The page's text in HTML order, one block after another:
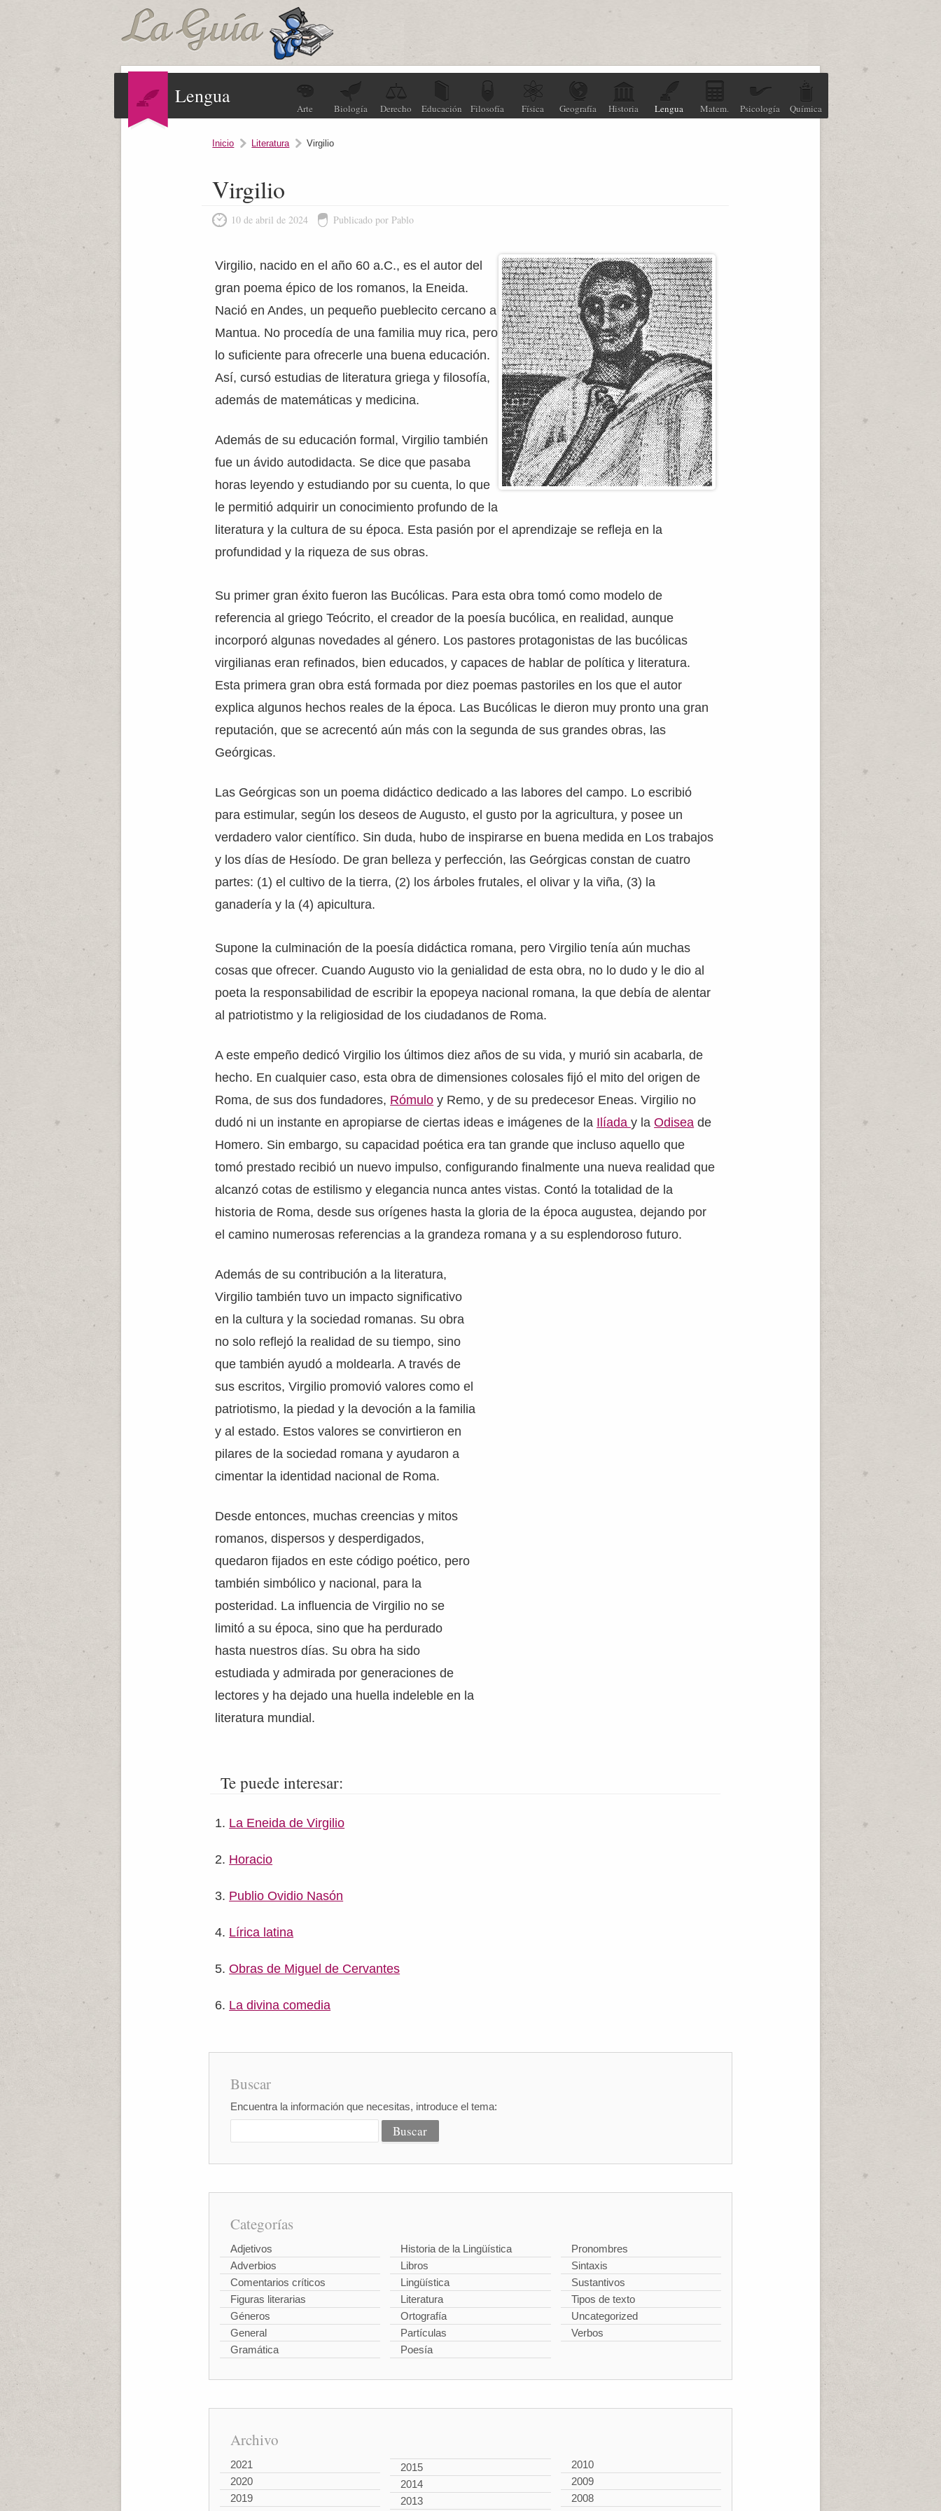
Lengua
Arte Biología Derecho Educación Filosofía Física Geografía Historia Lengua Matem. Psicología Química
Inicio Literatura Virgilio
Virgilio
10 de abril de 2024 Publicado por Pablo
Virgilio, nacido en el año 60 a.C., es el autor del
gran poema épico de los romanos, la Eneida.
Nació en Andes, un pequeño pueblecito cercano a
Mantua. No procedía de una familia muy rica, pero
lo suficiente para ofrecerle una buena educación.
Así, cursó estudias de literatura griega y filosofía,
además de matemáticas y medicina.
Además de su educación formal, Virgilio también
fue un ávido autodidacta. Se dice que pasaba
horas leyendo y estudiando por su cuenta, lo que
le permitió adquirir un conocimiento profundo de la
literatura y la cultura de su época. Esta pasión por el aprendizaje se refleja en la
profundidad y la riqueza de sus obras.
Su primer gran éxito fueron las Bucólicas. Para esta obra tomó como modelo de
referencia al griego Teócrito, el creador de la poesía bucólica, en realidad, aunque
incorporó algunas novedades al género. Los pastores protagonistas de las bucólicas
virgilianas eran refinados, bien educados, y capaces de hablar de política y literatura.
Esta primera gran obra está formada por diez poemas pastoriles en los que el autor
explica algunos hechos reales de la época. Las Bucólicas le dieron muy pronto una gran
reputación, que se acrecentó aún más con la segunda de sus grandes obras, las
Geórgicas.
Las Geórgicas son un poema didáctico dedicado a las labores del campo. Lo escribió
para estimular, según los deseos de Augusto, el gusto por la agricultura, y posee un
verdadero valor científico. Sin duda, hubo de inspirarse en buena medida en Los trabajos
y los días de Hesíodo. De gran belleza y perfección, las Geórgicas constan de cuatro
partes: (1) el cultivo de la tierra, (2) los árboles frutales, el olivar y la viña, (3) la
ganadería y la (4) apicultura.
Supone la culminación de la poesía didáctica romana, pero Virgilio tenía aún muchas
cosas que ofrecer. Cuando Augusto vio la genialidad de esta obra, no lo dudo y le dio al
poeta la responsabilidad de escribir la epopeya nacional romana, la que debía de alentar
al patriotistmo y la religiosidad de los ciudadanos de Roma.
A este empeño dedicó Virgilio los últimos diez años de su vida, y murió sin acabarla, de
hecho. En cualquier caso, esta obra de dimensiones colosales fijó el mito del origen de
Roma, de sus dos fundadores, Rómulo y Remo, y de su predecesor Eneas. Virgilio no
dudó ni un instante en apropiarse de ciertas ideas e imágenes de la Ilíaday laOdisea de
Homero. Sin embargo, su capacidad poética era tan grande que incluso aquello que
tomó prestado recibió un nuevo impulso, configurando finalmente una nueva realidad que
alcanzó cotas de estilismo y elegancia nunca antes vistas. Contó la totalidad de la
historia de Roma, desde sus orígenes hasta la gloria de la época augustea, dejando por
el camino numerosas referencias a la grandeza romana y a su esplendoroso futuro.
Además de su contribución a la literatura,
Virgilio también tuvo un impacto significativo
en la cultura y la sociedad romanas. Su obra
no solo reflejó la realidad de su tiempo, sino
que también ayudó a moldearla. A través de
sus escritos, Virgilio promovió valores como el
patriotismo, la piedad y la devoción a la familia
y al estado. Estos valores se convirtieron en
pilares de la sociedad romana y ayudaron a
cimentar la identidad nacional de Roma.
Desde entonces, muchas creencias y mitos
romanos, dispersos y desperdigados,
quedaron fijados en este código poético, pero
también simbólico y nacional, para la
posteridad. La influencia de Virgilio no se
limitó a su época, sino que ha perdurado
hasta nuestros días. Su obra ha sido
estudiada y admirada por generaciones de
lectores y ha dejado una huella indeleble en la
literatura mundial.
Te puede interesar:
La Eneida de Virgilio
Horacio
Publio Ovidio Nasón
Lírica latina
Obras de Miguel de Cervantes
La divina comedia
Buscar
Encuentra la información que necesitas, introduce el tema:
Categorías
Adjetivos
Adverbios
Comentarios críticos
Figuras literarias
Géneros
General
Gramática
Historia de la Lingüística
Libros
Lingüística
Literatura
Ortografía
Partículas
Poesía
Pronombres
Sintaxis
Sustantivos
Tipos de texto
Uncategorized
Verbos
Archivo
2021
2020
2019
2015
2014
2013
2010
2009
2008